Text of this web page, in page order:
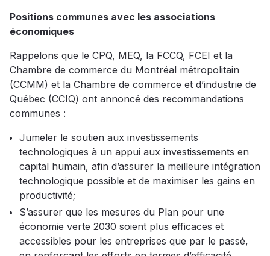
Positions communes avec les associations
économiques
Rappelons que le CPQ, MEQ, la FCCQ, FCEI et la
Chambre de commerce du Montréal métropolitain
(CCMM) et la Chambre de commerce et d’industrie de
Québec (CCIQ) ont annoncé des recommandations
communes :
Jumeler le soutien aux investissements
technologiques à un appui aux investissements en
capital humain, afin d’assurer la meilleure intégration
technologique possible et de maximiser les gains en
productivité;
S’assurer que les mesures du Plan pour une
économie verte 2030 soient plus efficaces et
accessibles pour les entreprises que par le passé,